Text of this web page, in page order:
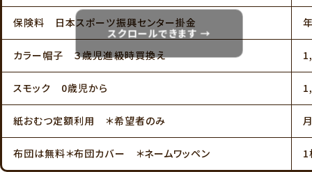
保険料 日本スポーツ振興センター掛金
カラー帽子 ３歳児進級時買換え
スモック 0歳児から
紙おむつ定額利用 ＊希望者のみ
布団は無料＊布団カバー ＊ネームワッペン
スクロールできます →